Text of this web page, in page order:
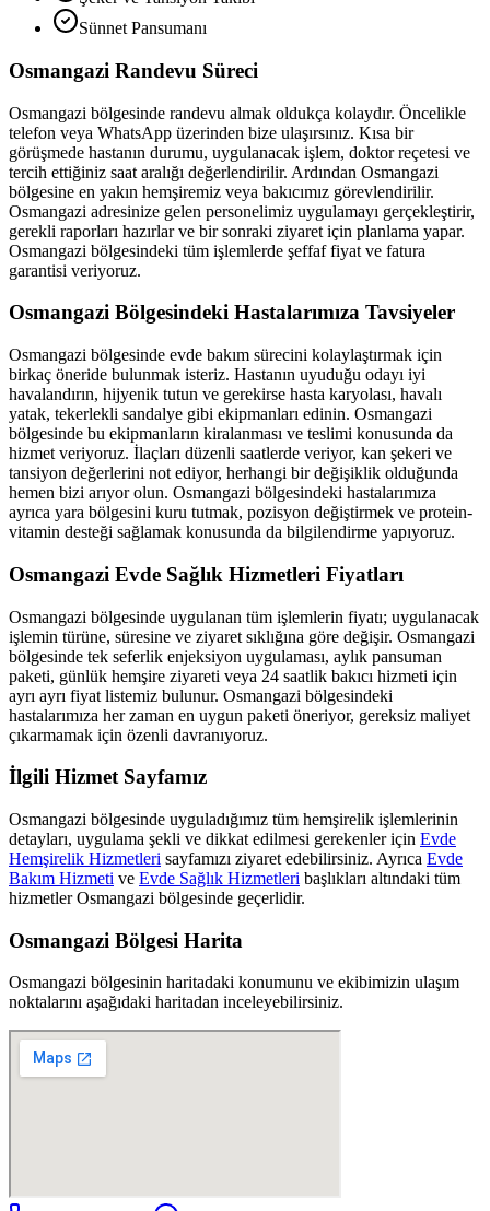
Sünnet Pansumanı
Osmangazi Randevu Süreci
Osmangazi bölgesinde randevu almak oldukça kolaydır. Öncelikle
telefon veya WhatsApp üzerinden bize ulaşırsınız. Kısa bir
görüşmede hastanın durumu, uygulanacak işlem, doktor reçetesi ve
tercih ettiğiniz saat aralığı değerlendirilir. Ardından Osmangazi
bölgesine en yakın hemşiremiz veya bakıcımız görevlendirilir.
Osmangazi adresinize gelen personelimiz uygulamayı gerçekleştirir,
gerekli raporları hazırlar ve bir sonraki ziyaret için planlama yapar.
Osmangazi bölgesindeki tüm işlemlerde şeffaf fiyat ve fatura
garantisi veriyoruz.
Osmangazi Bölgesindeki Hastalarımıza Tavsiyeler
Osmangazi bölgesinde evde bakım sürecini kolaylaştırmak için
birkaç öneride bulunmak isteriz. Hastanın uyuduğu odayı iyi
havalandırın, hijyenik tutun ve gerekirse hasta karyolası, havalı
yatak, tekerlekli sandalye gibi ekipmanları edinin. Osmangazi
bölgesinde bu ekipmanların kiralanması ve teslimi konusunda da
hizmet veriyoruz. İlaçları düzenli saatlerde veriyor, kan şekeri ve
tansiyon değerlerini not ediyor, herhangi bir değişiklik olduğunda
hemen bizi arıyor olun. Osmangazi bölgesindeki hastalarımıza
ayrıca yara bölgesini kuru tutmak, pozisyon değiştirmek ve protein-
vitamin desteği sağlamak konusunda da bilgilendirme yapıyoruz.
Osmangazi Evde Sağlık Hizmetleri Fiyatları
Osmangazi bölgesinde uygulanan tüm işlemlerin fiyatı; uygulanacak
işlemin türüne, süresine ve ziyaret sıklığına göre değişir. Osmangazi
bölgesinde tek seferlik enjeksiyon uygulaması, aylık pansuman
paketi, günlük hemşire ziyareti veya 24 saatlik bakıcı hizmeti için
ayrı ayrı fiyat listemiz bulunur. Osmangazi bölgesindeki
hastalarımıza her zaman en uygun paketi öneriyor, gereksiz maliyet
çıkarmamak için özenli davranıyoruz.
İlgili Hizmet Sayfamız
Osmangazi bölgesinde uyguladığımız tüm hemşirelik işlemlerinin
detayları, uygulama şekli ve dikkat edilmesi gerekenler için Evde
Hemşirelik Hizmetleri sayfamızı ziyaret edebilirsiniz. Ayrıca Evde
Bakım Hizmeti ve Evde Sağlık Hizmetleri başlıkları altındaki tüm
hizmetlerOsmangazi bölgesinde geçerlidir.
Osmangazi Bölgesi Harita
Osmangazi bölgesinin haritadaki konumunu ve ekibimizin ulaşım
noktalarını aşağıdaki haritadan inceleyebilirsiniz.